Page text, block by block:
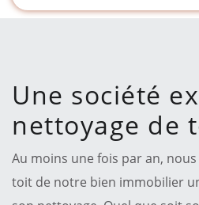
Une société
nettoyage de
Au moins une fois par an,
toit de notre bien immobilier